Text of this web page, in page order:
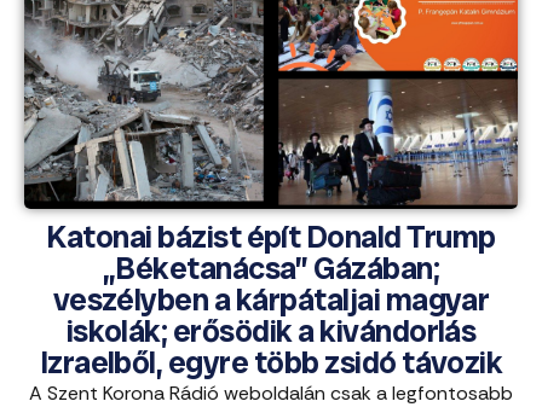
Katonai bázist épít Donald Trump
„Béketanácsa” Gázában;
veszélyben a kárpátaljai magyar
iskolák; erősödik a kivándorlás
Izraelből, egyre több zsidó távozik
A Szent Korona Rádió weboldalán csak a legfontosabb